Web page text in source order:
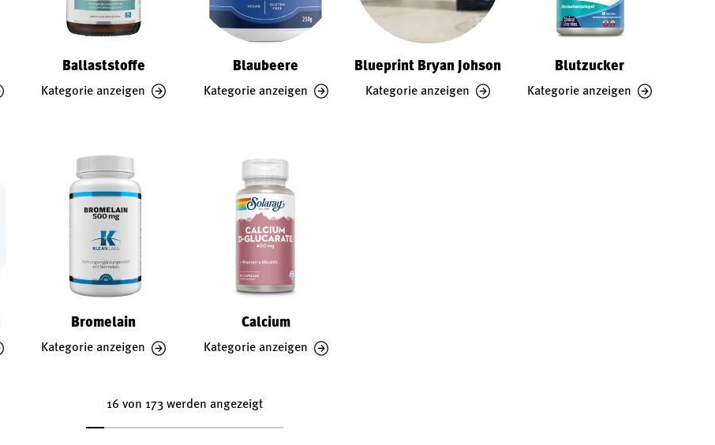
Ballaststoffe
Kategorie anzeigen
Blaubeere
Kategorie anzeigen
Blueprint Bryan Johson
Kategorie anzeigen
Blutzucker
Kategorie anzeigen
Bromelain
Kategorie anzeigen
Calcium
Kategorie anzeigen
16 von 173 werden angezeigt